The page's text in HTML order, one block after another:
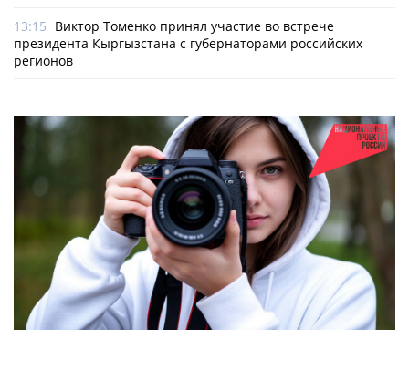
13:15 Виктор Томенко принял участие во встрече
президента Кыргызстана с губернаторами российских
регионов